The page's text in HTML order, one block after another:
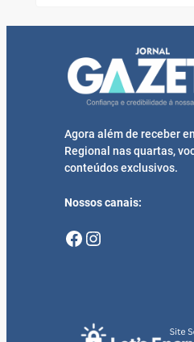
Agora além de receber
Regional nas quartas,
conteúdos exclusivos.
Nossos canais:
Facebook Instagram